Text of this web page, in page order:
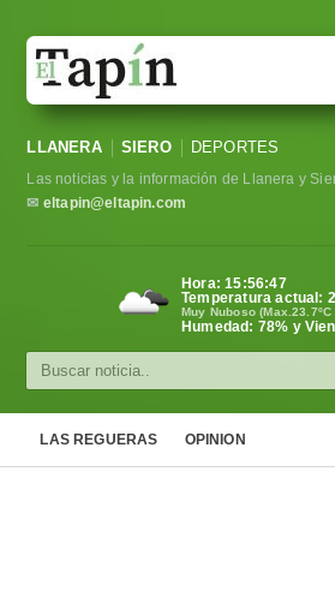
Sociedad
Política
Cultura
LLANERA SIERO DEPORTES
Las noticias y la información de Llanera y
✉ eltapin@eltapin.com
Hora:15:56:48
Temperatura actual:
Muy Nuboso (Max.23.7ºC
Humedad: 78% y
LAS REGUERAS OPINION